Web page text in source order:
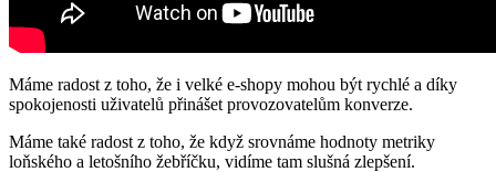
Máme radost z toho, že i velké e-shopy mohou být rychlé a díky
spokojenosti uživatelů přinášet provozovatelům konverze.
Máme také radost z toho, že když srovnáme hodnoty metriky
loňského a letošního žebříčku, vidíme tam slušná zlepšení.